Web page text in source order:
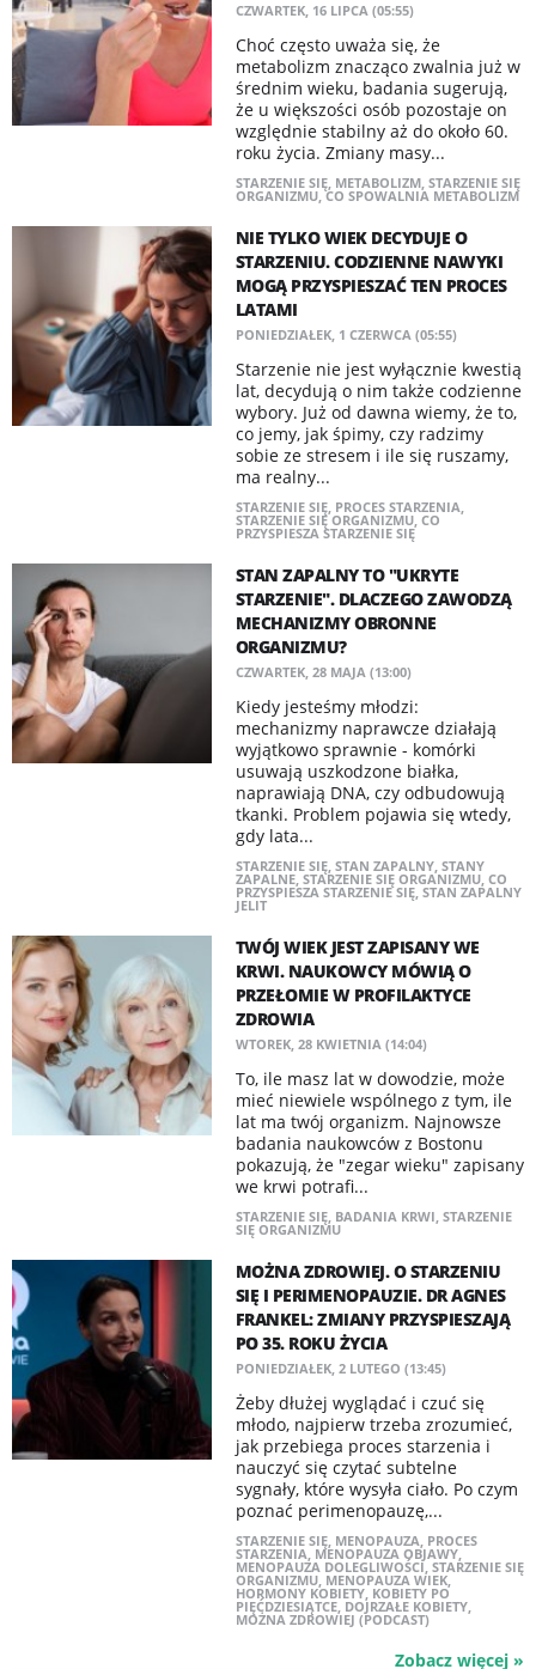
CZWARTEK, 16 LIPCA (05:55)
Choć często uważa się, że
metabolizm znacząco zwalnia już w
średnim wieku, badania sugerują,
że u większości osób pozostaje on
względnie stabilny aż do około 60.
roku życia. Zmiany masy...
STARZENIE SIĘ, METABOLIZM, STARZENIE SIĘ
ORGANIZMU,CO SPOWALNIA METABOLIZM
NIE TYLKO WIEK DECYDUJE O
STARZENIU. CODZIENNE NAWYKI
MOGĄ PRZYSPIESZAĆ TEN PROCES
LATAMI
PONIEDZIAŁEK, 1 CZERWCA (05:55)
Starzenie nie jest wyłącznie kwestią
lat, decydują o nim także codzienne
wybory. Już od dawna wiemy, że to,
co jemy, jak śpimy, czy radzimy
sobie ze stresem i ile się ruszamy,
ma realny...
STARZENIE SIĘ, PROCES STARZENIA,
STARZENIE SIĘ ORGANIZMU, CO
PRZYSPIESZA STARZENIE SIĘ
STAN ZAPALNY TO "UKRYTE
STARZENIE". DLACZEGO ZAWODZĄ
MECHANIZMY OBRONNE
ORGANIZMU?
CZWARTEK, 28 MAJA (13:00)
Kiedy jesteśmy młodzi:
mechanizmy naprawcze działają
wyjątkowo sprawnie - komórki
usuwają uszkodzone białka,
naprawiają DNA, czy odbudowują
tkanki. Problem pojawia się wtedy,
gdy lata...
STARZENIE SIĘ, STAN ZAPALNY, STANY
ZAPALNE, STARZENIE SIĘ ORGANIZMU, CO
PRZYSPIESZA STARZENIE SIĘ, STAN ZAPALNY
JELIT
TWÓJ WIEK JEST ZAPISANY WE
KRWI. NAUKOWCY MÓWIĄ O
PRZEŁOMIE W PROFILAKTYCE
ZDROWIA
WTOREK, 28 KWIETNIA (14:04)
To, ile masz lat w dowodzie, może
mieć niewiele wspólnego z tym, ile
lat ma twój organizm. Najnowsze
badania naukowców z Bostonu
pokazują, że "zegar wieku" zapisany
we krwi potrafi...
STARZENIE SIĘ, BADANIA KRWI, STARZENIE
SIĘ ORGANIZMU
MOŻNA ZDROWIEJ. O STARZENIU
SIĘ I PERIMENOPAUZIE. DR AGNES
FRANKEL: ZMIANY PRZYSPIESZAJĄ
PO 35. ROKU ŻYCIA
PONIEDZIAŁEK, 2 LUTEGO (13:45)
Żeby dłużej wyglądać i czuć się
młodo, najpierw trzeba zrozumieć,
jak przebiega proces starzenia i
nauczyć się czytać subtelne
sygnały, które wysyła ciało. Po czym
poznać perimenopauzę,...
STARZENIE SIĘ, MENOPAUZA, PROCES
STARZENIA, MENOPAUZA OBJAWY,
MENOPAUZA DOLEGLIWOŚCI, STARZENIE SIĘ
ORGANIZMU, MENOPAUZA WIEK,
HORMONY KOBIETY, KOBIETY PO
PIĘĆDZIESIĄTCE, DOJRZAŁE KOBIETY,
MOŻNA ZDROWIEJ (PODCAST)
Zobacz więcej »